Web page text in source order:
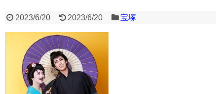
2023/6/20 2023/6/20 宝塚